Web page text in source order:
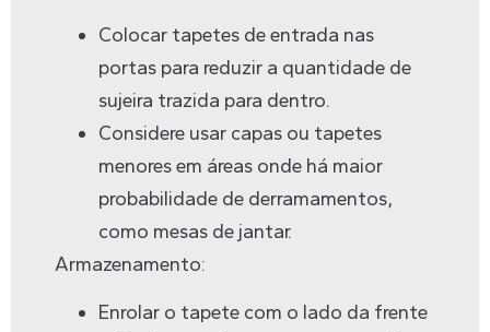
Colocar tapetes de entrada nas
portas para reduzir a quantidade de
sujeira trazida para dentro.
Considere usar capas ou tapetes
menores em áreas onde há maior
probabilidade de derramamentos,
como mesas de jantar.
Armazenamento:
Enrolar o tapete com o lado da frente